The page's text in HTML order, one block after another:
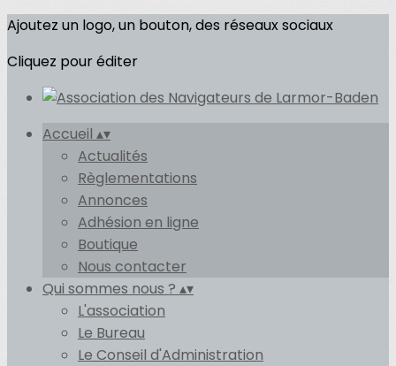
Ajoutez un logo, un bouton, des réseaux sociaux
Cliquez pour éditer
Accueil ▴▾
Actualités
Règlementations
Annonces
Adhésion en ligne
Boutique
Nous contacter
Qui sommes nous ? ▴▾
L'association
Le Bureau
Le Conseil d'Administration